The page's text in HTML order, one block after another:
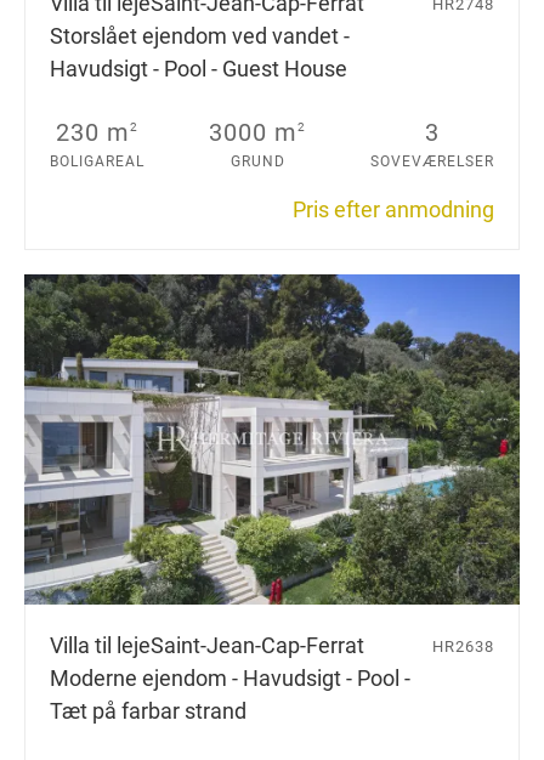
Storslået ejendom ved vandet -
Havudsigt - Pool - Guest House
HR2748
230 m2
BOLIGAREAL
3000 m2
GRUND
3
SOVEVÆRELSER
Pris efter anmodning
Villa til lejeSaint-Jean-Cap-Ferrat
Moderne ejendom - Havudsigt - Pool -
Tæt på farbar strand
HR2638